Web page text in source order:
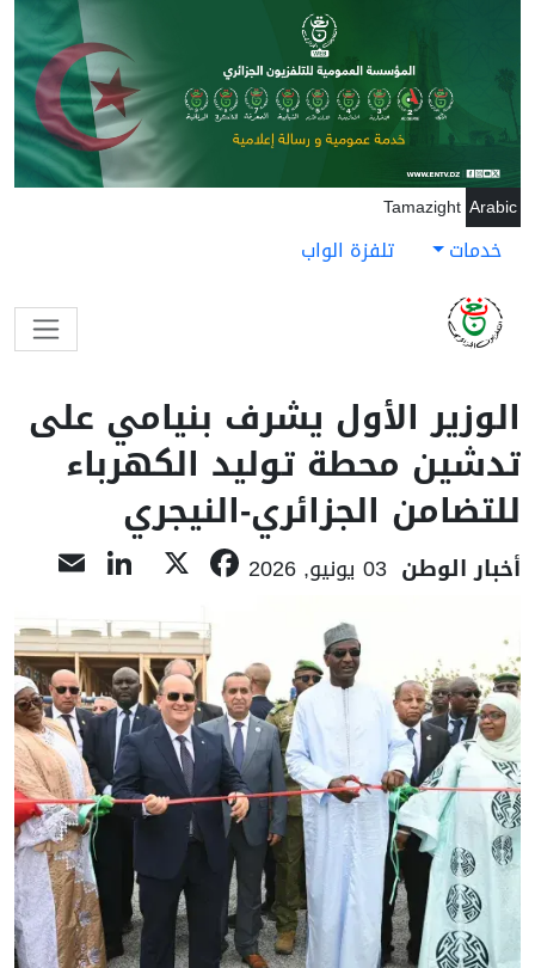
تجاوز إلى المحتوى الرئيسي
Arabic
Tamazight
خدمات تلفزة الواب
الوزير الأول يشرف بنيامي على
تدشين محطة توليد الكهرباء
للتضامن الجزائري-النيجري
أخبار الوطن 03 يونيو, 2026 Facebook
X